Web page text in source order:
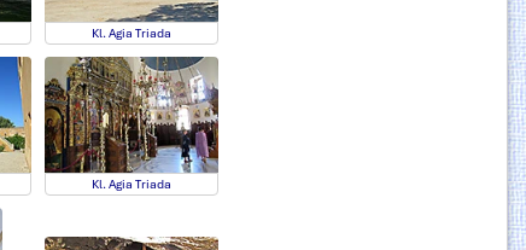
Kl. Agia Triada
Kl. Agia Triada